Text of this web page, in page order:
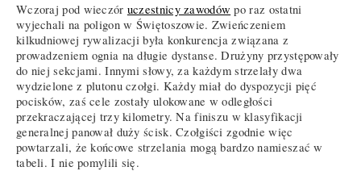
Wczoraj pod wieczór uczestnicy zawodów po raz ostatni
wyjechali na poligon w Świętoszowie. Zwieńczeniem
kilkudniowej rywalizacji była konkurencja związana z
prowadzeniem ognia na długie dystanse. Drużyny przystępowały
do niej sekcjami. Innymi słowy, za każdym strzelały dwa
wydzielone z plutonu czołgi. Każdy miał do dyspozycji pięć
pocisków, zaś cele zostały ulokowane w odległości
przekraczającej trzy kilometry. Na finiszu w klasyfikacji
generalnej panował duży ścisk. Czołgiści zgodnie więc
powtarzali, że końcowe strzelania mogą bardzo namieszać w
tabeli. I nie pomylili się.